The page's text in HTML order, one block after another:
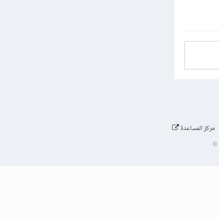
مركز المساعدة
©